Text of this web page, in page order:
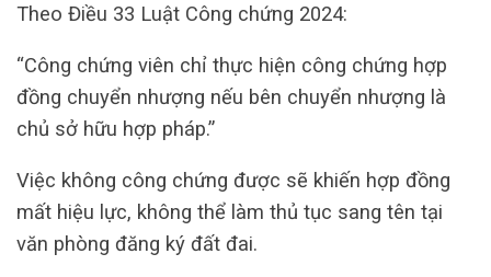
Theo Điều 33 Luật Công chứng 2024:
“Công chứng viên chỉ thực hiện công chứng hợp
đồng chuyển nhượng nếu bên chuyển nhượng là
chủ sở hữu hợp pháp.”
Việc không công chứng được sẽ khiến hợp đồng
mất hiệu lực, không thể làm thủ tục sang tên tại
văn phòng đăng ký đất đai.